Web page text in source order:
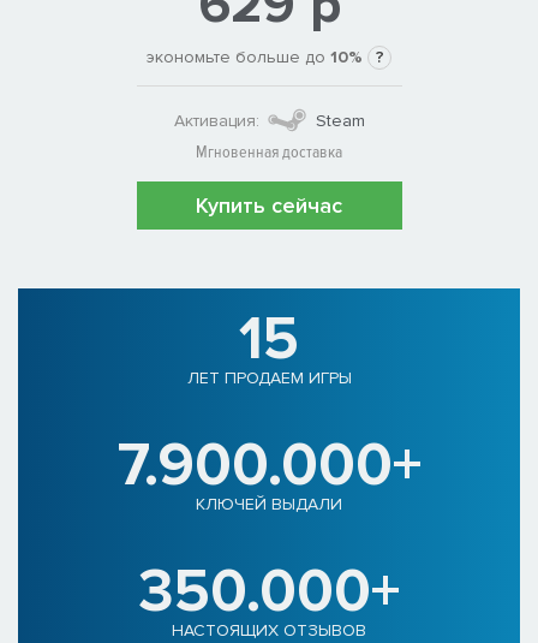
экономьте больше до 10% ?
Активация:
Steam
Мгновенная доставка
Купить сейчас
15
ЛЕТ ПРОДАЕМ ИГРЫ
7.900.000+
КЛЮЧЕЙ ВЫДАЛИ
350.000+
НАСТОЯЩИХ ОТЗЫВОВ